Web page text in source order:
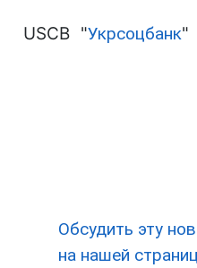
USCB "Укрсоцбанк"
Обсудить эту
на нашей